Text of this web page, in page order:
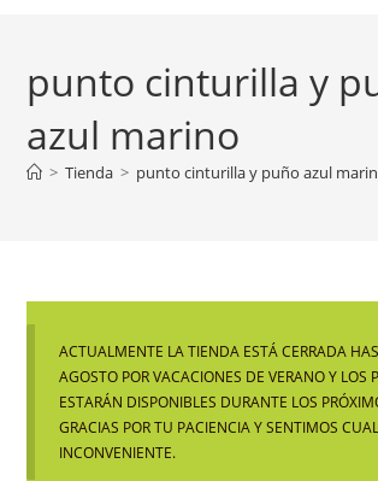
punto cinturilla y
azul marino
> Tienda > punto cinturilla y puño azul
ACTUALMENTE LA TIENDA ESTÁ CERRADA
AGOSTO POR VACACIONES DE VERANO Y LOS
ESTARÁN DISPONIBLES DURANTE LOS
GRACIAS POR TU PACIENCIA Y SENTIMOS
INCONVENIENTE.